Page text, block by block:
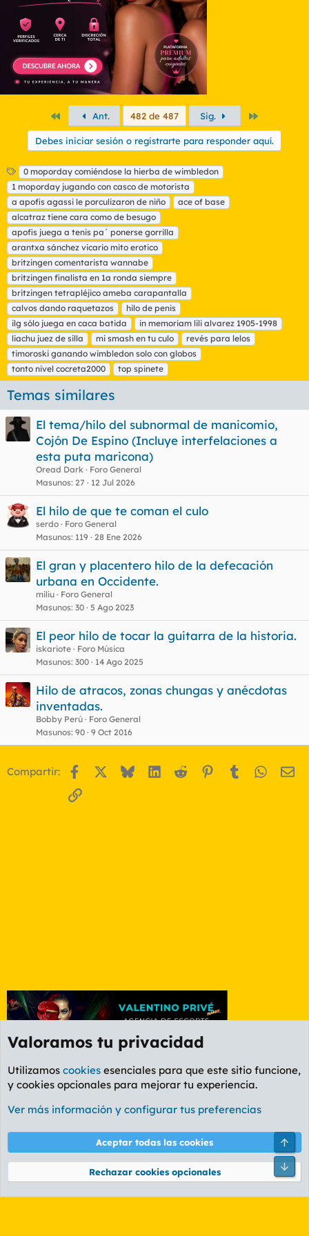
PrimeroAnt. 482 de 487 Sig.
Debes iniciar sesión o registrarte para responder aquí.
E
t
i
q
u
e
t
a
s
0 moporday comiéndose la hierba de wimbledon
1 moporday jugando con casco de motorista
a apofis agassi le porculizaron de niño
ace of base
alcatraz tiene cara como de besugo
apofis juega a tenis pa´ ponerse gorrilla
arantxa sánchez vicario mito erotico
britzingen comentarista wannabe
britzingen finalista en 1a ronda siempre
britzingen tetrapléjico ameba carapantalla
calvos dando raquetazos
hilo de penis
ilg sólo juega en caca batida
in memoriam lili alvarez 1905-1998
liachu juez de silla
mi smash en tu culo
revés para lelos
timoroski ganando wimbledon solo con globos
tonto nivel cocreta2000
top spinete
Temas similares
El tema/hilo del subnormal de manicomio,
Cojón De Espino (Incluye interfelaciones a
esta puta maricona)
Oread Dark
Foro General
Masunos 27 12 Jul 2026
El hilo de que te coman el culo
serdo
Foro General
Masunos 119 28 Ene 2026
El gran y placentero hilo de la defecación
urbana en Occidente.
miliu
Foro General
Masunos 30 5 Ago 2023
El peor hilo de tocar la guitarra de la historia.
iskariote
Foro Música
Masunos 300 14 Ago 2025
Hilo de atracos, zonas chungas y anécdotas
inventadas.
Bobby Perú
Foro General
Masunos 90 9 Oct 2016
Compartir: Facebook BlueskyLinkedIn
Reddit Pinterest
Tumblr
Enlace
Foro Deportes
Cookies
PL OLDSTYLE AMARILLO
Términos y reglas Política de privacidad Ayuda
Community platform by XenForo® © 2010-2026 XenForo Ltd.
Valoramos tu privacidad
Utilizamos cookies esenciales para que este sitio funcione,
y cookies opcionales para mejorar tu experiencia.
Ver más información y configurar tus preferencias
Aceptar todas las cookies
Rechazar cookies opcionales
Pie